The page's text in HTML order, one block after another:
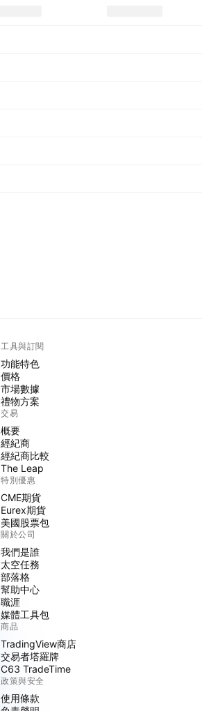
工具與訂閱
功能特色
價格
市場數據
禮物方案
交易
概要
經紀商
經紀商比較
The Leap
特別優惠
CME期貨
Eurex期貨
美國股票包
關於公司
我們是誰
太空任務
部落格
幫助中心
職涯
媒體工具包
商品
TradingView商店
交易者塔羅牌
C63 TradeTime
政策與安全
使用條款